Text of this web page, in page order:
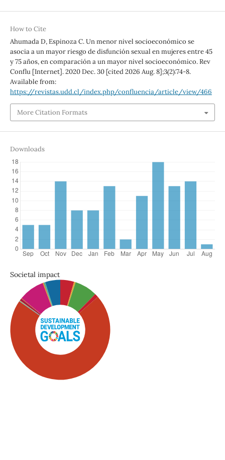
How to Cite
Ahumada D, Espinoza C. Un menor nivel socioeconómico se
asocia a un mayor riesgo de disfunción sexual en mujeres entre 45
y 75 años, en comparación a un mayor nivel socioeconómico. Rev
Conflu [Internet]. 2020 Dec. 30 [cited 2026 Aug. 8];3(2):74-8.
Available from:
https://revistas.udd.cl/index.php/confluencia/article/view/466
More Citation Formats
Downloads
Societal impact